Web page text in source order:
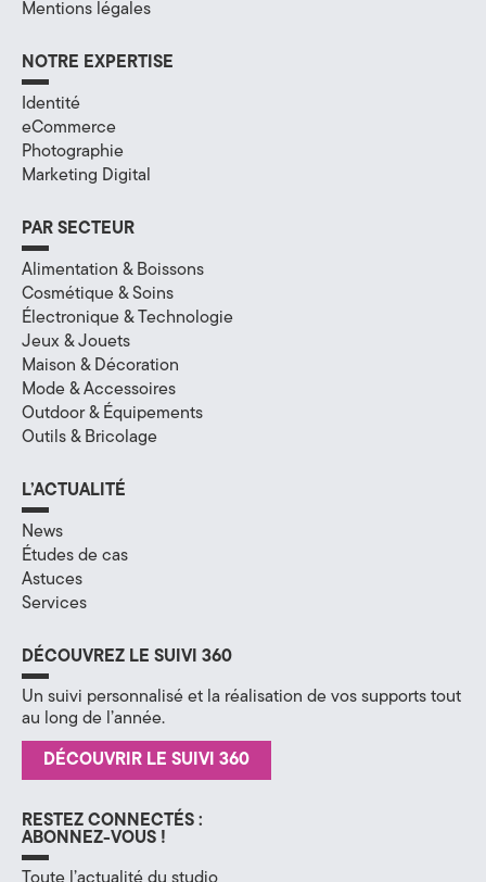
Mentions légales
NOTRE EXPERTISE
Identité
eCommerce
Photographie
Marketing Digital
PAR SECTEUR
Alimentation & Boissons
Cosmétique & Soins
Électronique & Technologie
Jeux & Jouets
Maison & Décoration
Mode & Accessoires
Outdoor & Équipements
Outils & Bricolage
L’ACTUALITÉ
News
Études de cas
Astuces
Services
DÉCOUVREZ LE SUIVI 360
Un suivi personnalisé et la réalisation de vos supports tout
au long de l’année.
DÉCOUVRIR LE SUIVI 360
RESTEZ CONNECTÉS :
ABONNEZ-VOUS !